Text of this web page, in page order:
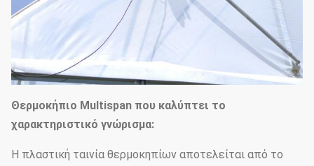
Θερμοκήπιο Multispan που καλύπτει το
χαρακτηριστικό γνώρισμα:
Η πλαστική ταινία θερμοκηπίων αποτελείται από το